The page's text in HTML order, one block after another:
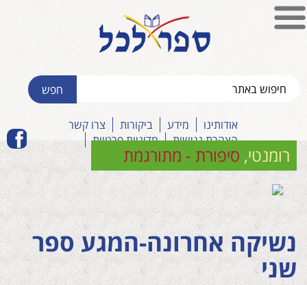
אודותינו מידע ביקורות
צרו קשר
הצהרת נגישות
מדיניות פרטיות
רומנטי, סיפורת - מתורגמת
נשיקה אחרונה-המגע ספר
שני